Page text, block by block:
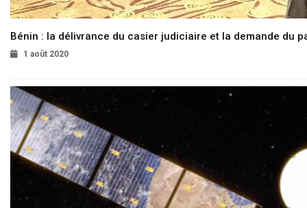
Bénin : la délivrance du casier judiciaire et la demande du
1 août 2020